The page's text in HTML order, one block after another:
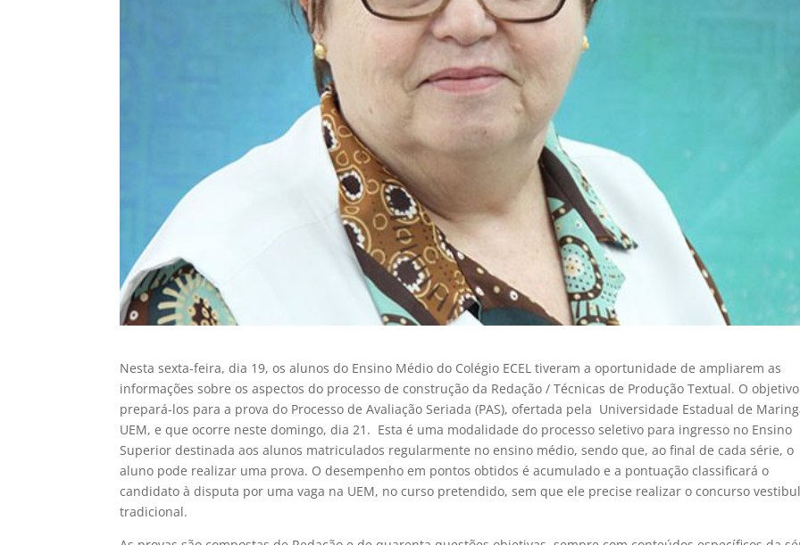
Nesta sexta-feira, dia 19, os alunos do Ensino Médio do Colégio ECEL tiveram a oportunidade de ampliarem as
informações sobre os aspectos do processo de construção da Redação / Técnicas de Produção Textual. O
prepará-los para a prova do Processo de Avaliação Seriada (PAS), ofertada pela Universidade Estadual de
UEM, e que ocorre neste domingo, dia 21. Esta é uma modalidade do processo seletivo para ingresso no Ensino
Superior destinada aos alunos matriculados regularmente no ensino médio, sendo que, ao final de cada série, o
aluno pode realizar uma prova. O desempenho em pontos obtidos é acumulado e a pontuação classificará o
candidato à disputa por uma vaga na UEM, no curso pretendido, sem que ele precise realizar o concurso
tradicional.